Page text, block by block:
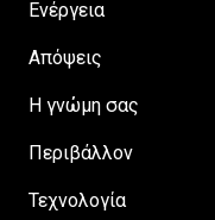
Ενέργεια
Απόψεις
H γνώμη σας
Περιβάλλον
Τεχνολογία